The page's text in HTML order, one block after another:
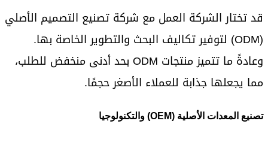
قد تختار الشركة العمل مع شركة تصنيع التصميم الأصلي
(ODM) لتوفير تكاليف البحث والتطوير الخاصة بها.
وعادةً ما تتميز منتجات ODM بحد أدنى منخفض للطلب،
مما يجعلها جذابة للعملاء الأصغر حجمًا.
تصنيع المعدات الأصلية (OEM) والتكنولوجيا